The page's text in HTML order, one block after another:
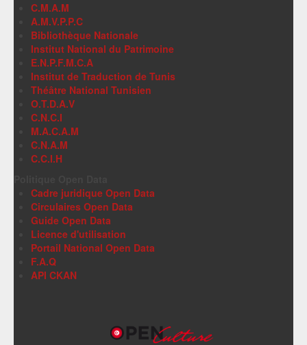
C.M.A.M
A.M.V.P.P.C
Bibliothèque Nationale
Institut National du Patrimoine
E.N.P.F.M.C.A
Institut de Traduction de Tunis
Théâtre National Tunisien
O.T.D.A.V
C.N.C.I
M.A.C.A.M
C.N.A.M
C.C.I.H
Cadre juridique Open Data
Circulaires Open Data
Guide Open Data
Licence d'utilisation
Portail National Open Data
F.A.Q
API CKAN